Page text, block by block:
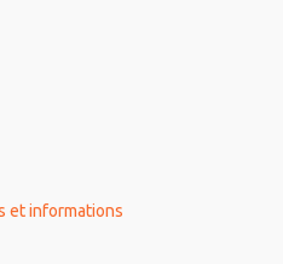
et informations